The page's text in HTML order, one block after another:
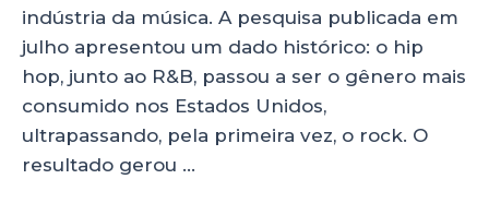
indústria da música. A pesquisa publicada em
julho apresentou um dado histórico: o hip
hop, junto ao R&B, passou a ser o gênero mais
consumido nos Estados Unidos,
ultrapassando, pela primeira vez, o rock. O
resultado gerou …